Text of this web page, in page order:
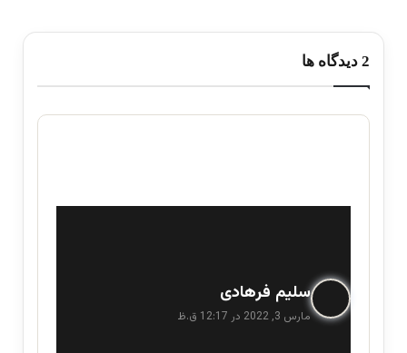
‫2 دیدگاه ها
سلیم فرهادی
ف
مارس 3, 2022 در 12:17 ق.ظ